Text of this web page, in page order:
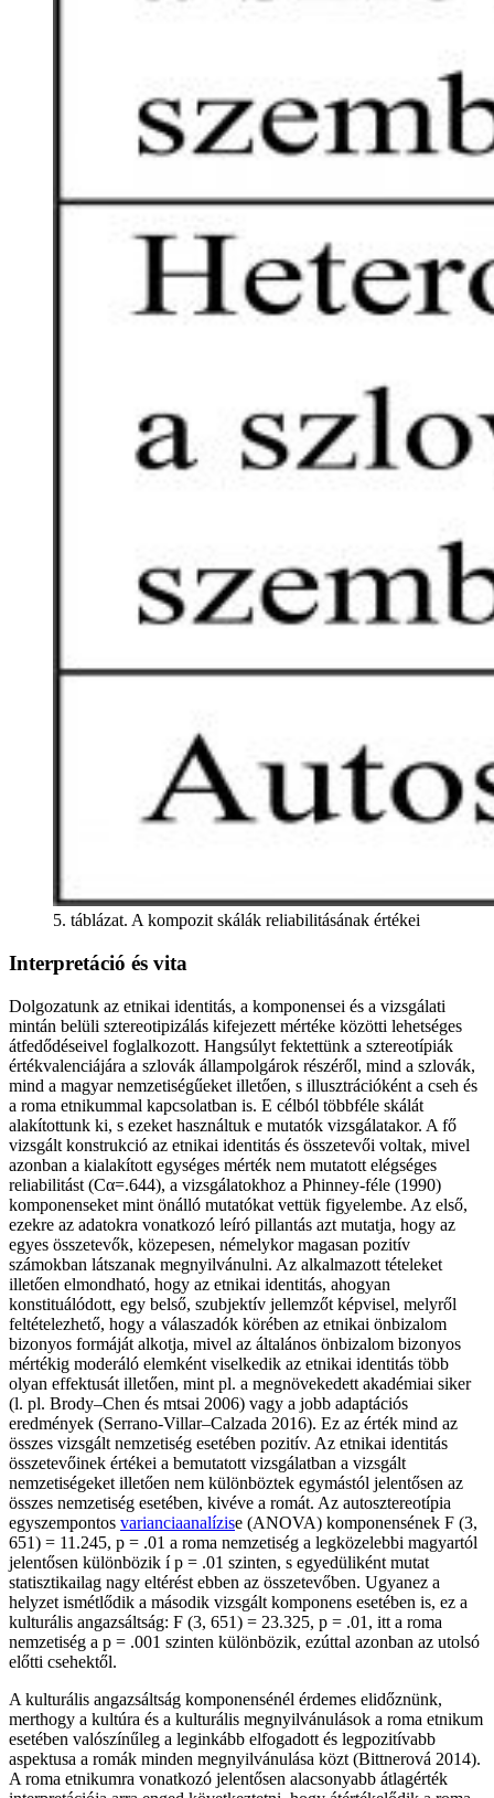
5. táblázat. A kompozit skálák reliabilitásának értékei
Interpretáció és vita
Dolgozatunk az etnikai identitás, a komponensei és a vizsgálati
mintán belüli sztereotipizálás kifejezett mértéke közötti lehetséges
átfedődéseivel foglalkozott. Hangsúlyt fektettünk a sztereotípiák
értékvalenciájára a szlovák állampolgárok részéről, mind a szlovák,
mind a magyar nemzetiségűeket illetően, s illusztrációként a cseh és
a roma etnikummal kapcsolatban is. E célból többféle skálát
alakítottunk ki, s ezeket használtuk e mutatók vizsgálatakor. A fő
vizsgált konstrukció az etnikai identitás és összetevői voltak, mivel
azonban a kialakított egységes mérték nem mutatott elégséges
reliabilitást (Cα=.644), a vizsgálatokhoz a Phinney-féle (1990)
komponenseket mint önálló mutatókat vettük figyelembe. Az első,
ezekre az adatokra vonatkozó leíró pillantás azt mutatja, hogy az
egyes összetevők, közepesen, némelykor magasan pozitív
számokban látszanak megnyilvánulni. Az alkalmazott tételeket
illetően elmondható, hogy az etnikai identitás, ahogyan
konstituálódott, egy belső, szubjektív jellemzőt képvisel, melyről
feltételezhető, hogy a válaszadók körében az etnikai önbizalom
bizonyos formáját alkotja, mivel az általános önbizalom bizonyos
mértékig moderáló elemként viselkedik az etnikai identitás több
olyan effektusát illetően, mint pl. a megnövekedett akadémiai siker
(l. pl. Brody–Chen és mtsai 2006) vagy a jobb adaptációs
eredmények (Serrano-Villar–Calzada 2016). Ez az érték mind az
összes vizsgált nemzetiség esetében pozitív. Az etnikai identitás
összetevőinek értékei a bemutatott vizsgálatban a vizsgált
nemzetiségeket illetően nem különböztek egymástól jelentősen az
összes nemzetiség esetében, kivéve a romát. Az autosztereotípia
egyszempontos varianciaanalízise (ANOVA) komponensének F (3,
651) = 11.245, p = .01 a roma nemzetiség a legközelebbi magyartól
jelentősen különbözik í p = .01 szinten, s egyedüliként mutat
statisztikailag nagy eltérést ebben az összetevőben. Ugyanez a
helyzet ismétlődik a második vizsgált komponens esetében is, ez a
kulturális angazsáltság: F (3, 651) = 23.325, p = .01, itt a roma
nemzetiség a p = .001 szinten különbözik, ezúttal azonban az utolsó
előtti csehektől.
A kulturális angazsáltság komponensénél érdemes elidőznünk,
merthogy a kultúra és a kulturális megnyilvánulások a roma etnikum
esetében valószínűleg a leginkább elfogadott és legpozitívabb
aspektusa a romák minden megnyilvánulása közt (Bittnerová 2014).
A roma etnikumra vonatkozó jelentősen alacsonyabb átlagérték